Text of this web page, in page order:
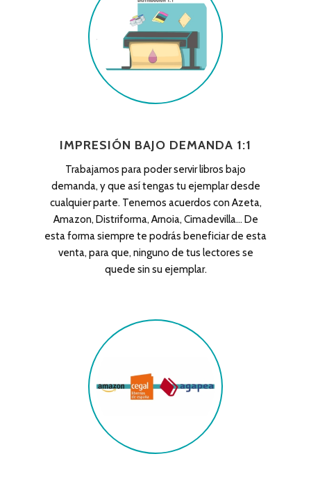
IMPRESIÓN BAJO DEMANDA 1:1
Trabajamos para poder servir libros bajo
demanda, y que así tengas tu ejemplar desde
cualquier parte. Tenemos acuerdos con Azeta,
Amazon, Distriforma, Arnoia, Cimadevilla… De
esta forma siempre te podrás beneficiar de esta
venta, para que, ninguno de tus lectores se
quede sin su ejemplar.